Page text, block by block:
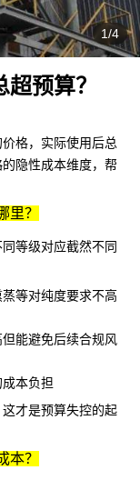
1/4
预算？
格，实际使用后总
隐性成本维度，帮
里？
等级对应截然不同
等对纯度要求不高
能避免后续合规风
本负担
才是预算失控的起
本？